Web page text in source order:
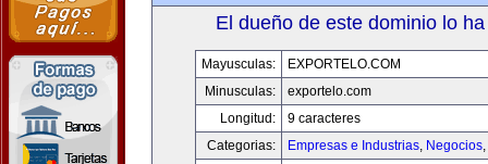
El dueño de este dominio lo
Mayusculas:
EXPORTELO.COM
Minusculas:
exportelo.com
Longitud:
9 caracteres
Categorias:
Empresas e Industrias, Negocios,